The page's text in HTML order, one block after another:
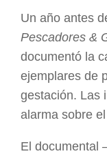
Un año antes
Pescadores &
documentó la
ejemplares de
gestación. Las
alarma sobre
El documental